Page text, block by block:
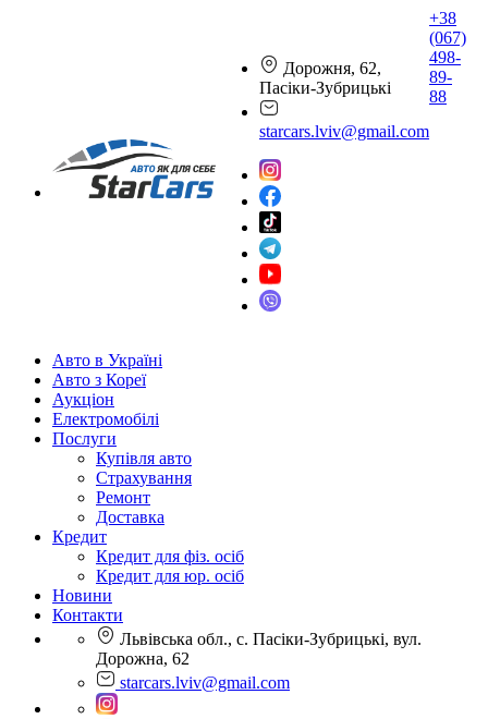
Дорожня, 62,
Пасіки-Зубрицькі
starcars.lviv@gmail.com
+38
(067)
498-
89-
88
Авто в Україні
Авто з Кореї
Аукціон
Електромобілі
Послуги
Купівля авто
Страхування
Ремонт
Доставка
Кредит
Кредит для фіз. осіб
Кредит для юр. осіб
Новини
Контакти
Львівська обл., с. Пасіки-Зубрицькі, вул.
Дорожна, 62
starcars.lviv@gmail.com